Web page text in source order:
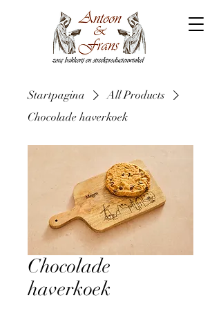
Startpagina
All Products
Chocolade haverkoek
Chocolade
haverkoek